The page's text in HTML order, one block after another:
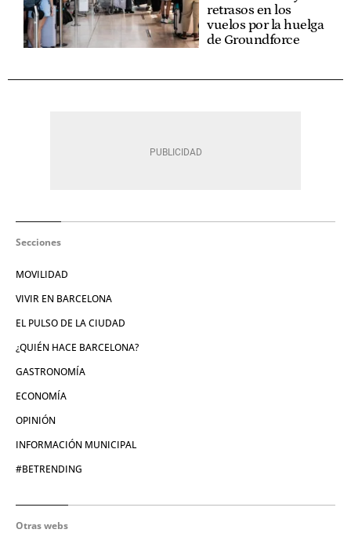
retrasos en los
vuelos por la huelga
de Groundforce
Secciones
MOVILIDAD
VIVIR EN BARCELONA
EL PULSO DE LA CIUDAD
¿QUIÉN HACE BARCELONA?
GASTRONOMÍA
ECONOMÍA
OPINIÓN
INFORMACIÓN MUNICIPAL
#BETRENDING
Otras webs